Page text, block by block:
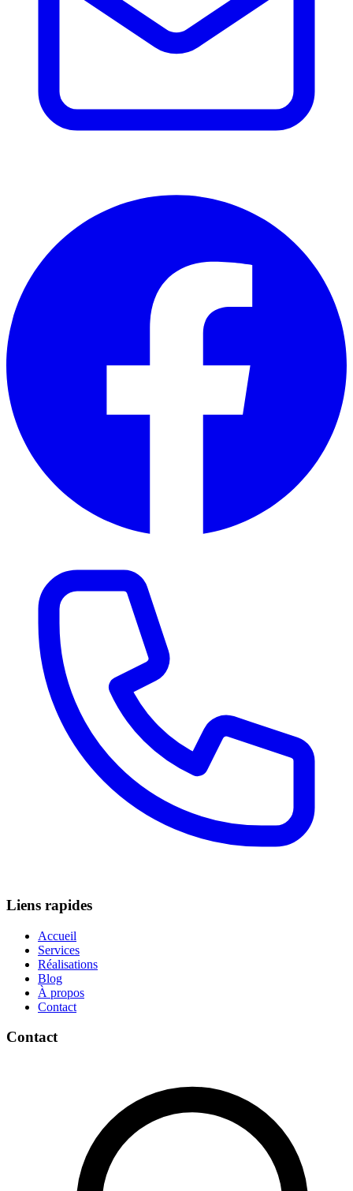
Liens rapides
Accueil
Services
Réalisations
Blog
À propos
Contact
Contact